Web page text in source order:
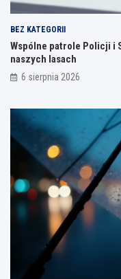
BEZ KATEGORII
Wspólne patrole Policji i
naszych lasach
6 sierpnia 2026